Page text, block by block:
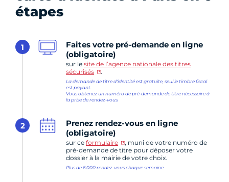
étapes
1
Faites votre pré-demande en ligne
(obligatoire)
sur le site de l’agence nationale des titres
sécurisés
.
La demande de titre d'identité est gratuite, seul le timbre fiscal
est payant.
Vous obtenez un numéro de pré-demande de titre nécessaire à
la prise de rendez-vous.
2
Prenez rendez-vous en ligne
(obligatoire)
sur ce formulaire
, muni de votre numéro de
pré-demande de titre pour déposer votre
dossier à la mairie de votre choix.
Plus de 6 000 rendez-vous chaque semaine.